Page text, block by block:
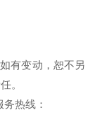
有变动，恕不另
。
热线：